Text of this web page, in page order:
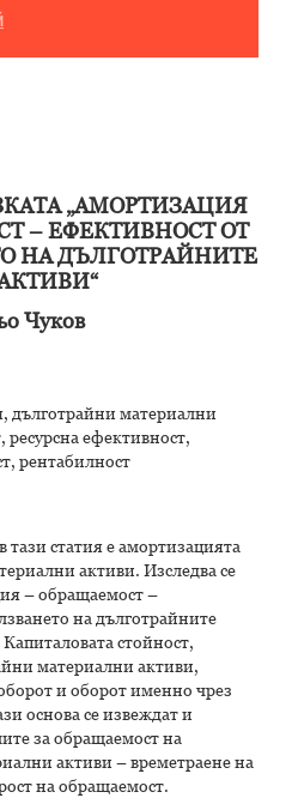
„АМОРТИЗАЦИЯ
– ЕФЕКТИВНОСТ ОТ
НА ДЪЛГОТРАЙНИТЕ
Чуков
дълготрайни материални
ефективност,
рентабилност
тази статия е амортизацията
активи. Изследва се
– обращаемост –
на дълготрайните
стойност,
материални активи,
и оборот именно чрез
основа се извеждат и
за обращаемост на
активи – времетраене на
на обращаемост.